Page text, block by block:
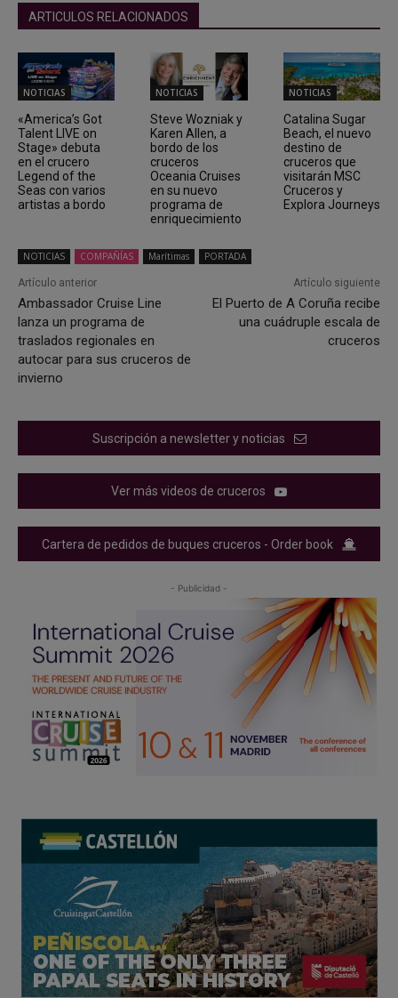
ARTICULOS RELACIONADOS
NOTICIAS
«America’s Got
Talent LIVE on
Stage» debuta
en el crucero
Legend of the
Seas con varios
artistas a bordo
NOTICIAS
Steve Wozniak y
Karen Allen, a
bordo de los
cruceros
Oceania Cruises
en su nuevo
programa de
enriquecimiento
NOTICIAS
Catalina Sugar
Beach, el nuevo
destino de
cruceros que
visitarán MSC
Cruceros y
Explora Journeys
NOTICIAS COMPAÑÍAS Marítimas PORTADA
Artículo anterior
Ambassador Cruise Line
lanza un programa de
traslados regionales en
autocar para sus cruceros de
invierno
Artículo siguiente
El Puerto de A Coruña recibe
una cuádruple escala de
cruceros
Suscripción a newsletter y noticias
Ver más videos de cruceros
Cartera de pedidos de buques cruceros - Order book
- Publicidad -